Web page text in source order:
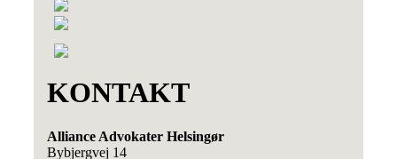
KONTAKT
Alliance Advokater Helsingør
Bybjergvej 14